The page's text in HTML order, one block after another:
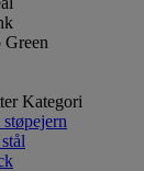
Green
Kategori